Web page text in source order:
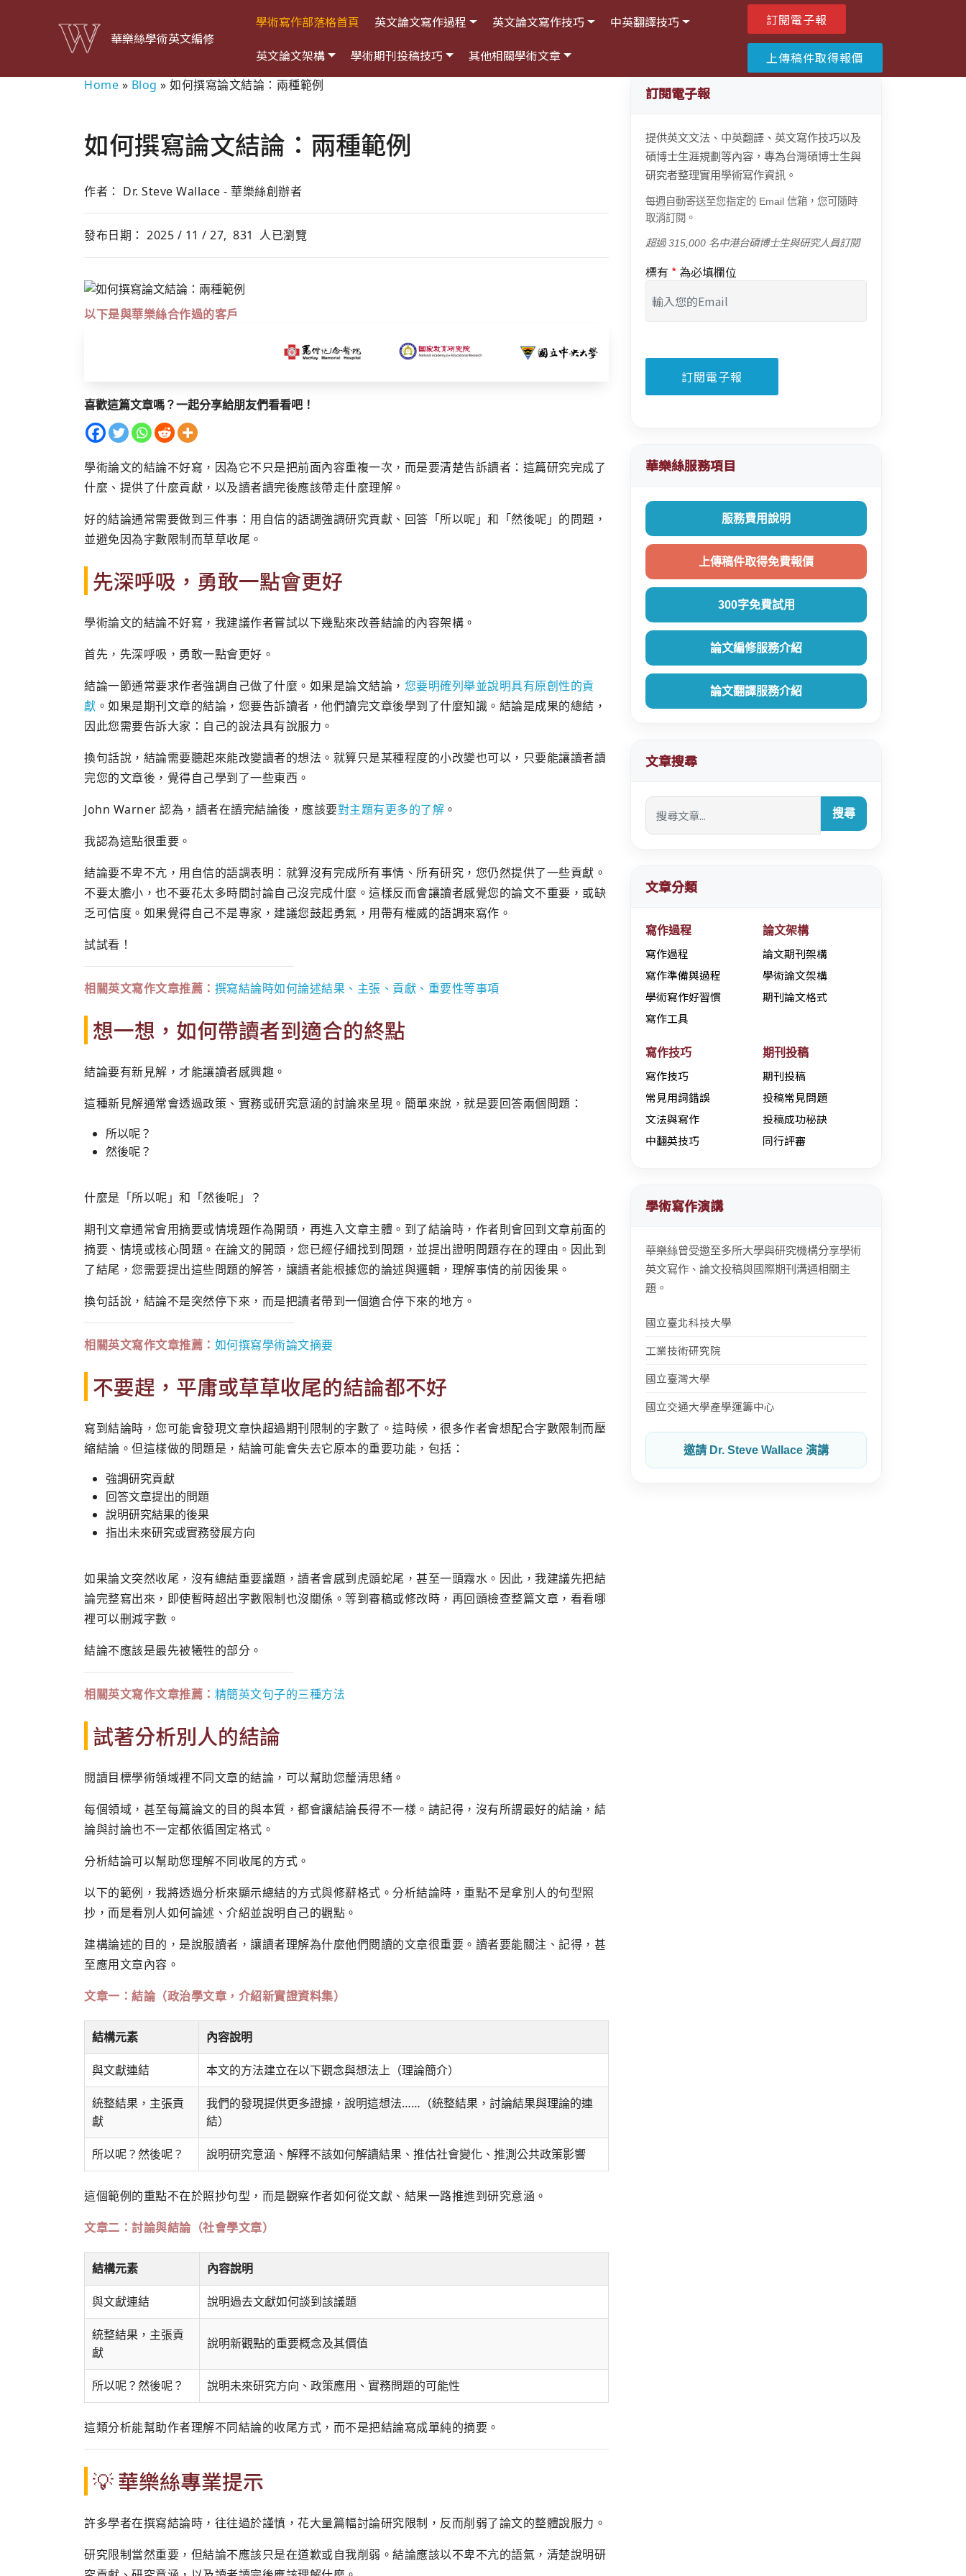
華樂絲學術英文編修
學術寫作部落格首頁 英文論文寫作過程 英文論文寫作技巧
中英翻譯技巧
英文論文架構
學術期刊投稿技巧 其他相關學術文章
訂閱電子報
上傳稿件取得報價
Home » Blog » 如何撰寫論文結論：兩種範例
如何撰寫論文結論：兩種範例
作者： Dr. Steve Wallace - 華樂絲創辦者
發布日期： 2025 / 11 / 27, 831 人已瀏覽
以下是與華樂絲合作過的客戶
喜歡這篇文章嗎？一起分享給朋友們看看吧！
學術論文的結論不好寫，因為它不只是把前面內容重複一次，而是要清楚告訴讀者：這篇研究完成了
什麼、提供了什麼貢獻，以及讀者讀完後應該帶走什麼理解。
好的結論通常需要做到三件事：用自信的語調強調研究貢獻、回答「所以呢」和「然後呢」的問題，
並避免因為字數限制而草草收尾。
先深呼吸，勇敢一點會更好
學術論文的結論不好寫，我建議作者嘗試以下幾點來改善結論的內容架構。
首先，先深呼吸，勇敢一點會更好。
結論一節通常要求作者強調自己做了什麼。如果是論文結論， 您要明確列舉並說明具有原創性的貢
獻 。如果是期刊文章的結論，您要告訴讀者，他們讀完文章後學到了什麼知識。結論是成果的總結，
因此您需要告訴大家：自己的說法具有說服力。
換句話說，結論需要聽起來能改變讀者的想法。就算只是某種程度的小改變也可以，只要能讓讀者讀
完您的文章後，覺得自己學到了一些東西。
John Warner 認為，讀者在讀完結論後，應該要對主題有更多的了解 。
我認為這點很重要。
結論要不卑不亢，用自信的語調表明：就算沒有完成所有事情、所有研究，您仍然提供了一些貢獻。
不要太膽小，也不要花太多時間討論自己沒完成什麼。這樣反而會讓讀者感覺您的論文不重要，或缺
乏可信度。如果覺得自己不是專家，建議您鼓起勇氣，用帶有權威的語調來寫作。
試試看！
相關英文寫作文章推薦： 撰寫結論時如何論述結果、主張、貢獻、重要性等事項
想一想，如何帶讀者到適合的終點
結論要有新見解，才能讓讀者感興趣。
這種新見解通常會透過政策、實務或研究意涵的討論來呈現。簡單來說，就是要回答兩個問題：
所以呢？
然後呢？
什麼是「所以呢」和「然後呢」？
期刊文章通常會用摘要或情境題作為開頭，再進入文章主體。到了結論時，作者則會回到文章前面的
摘要、情境或核心問題。在論文的開頭，您已經仔細找到問題，並提出證明問題存在的理由。因此到
了結尾，您需要提出這些問題的解答，讓讀者能根據您的論述與邏輯，理解事情的前因後果。
換句話說，結論不是突然停下來，而是把讀者帶到一個適合停下來的地方。
相關英文寫作文章推薦： 如何撰寫學術論文摘要
不要趕，平庸或草草收尾的結論都不好
寫到結論時，您可能會發現文章快超過期刊限制的字數了。這時候，很多作者會想配合字數限制而壓
縮結論。但這樣做的問題是，結論可能會失去它原本的重要功能，包括：
強調研究貢獻
回答文章提出的問題
說明研究結果的後果
指出未來研究或實務發展方向
如果論文突然收尾，沒有總結重要議題，讀者會感到虎頭蛇尾，甚至一頭霧水。因此，我建議先把結
論完整寫出來，即使暫時超出字數限制也沒關係。等到審稿或修改時，再回頭檢查整篇文章，看看哪
裡可以刪減字數。
結論不應該是最先被犧牲的部分。
相關英文寫作文章推薦： 精簡英文句子的三種方法
試著分析別人的結論
閱讀目標學術領域裡不同文章的結論，可以幫助您釐清思緒。
每個領域，甚至每篇論文的目的與本質，都會讓結論長得不一樣。請記得，沒有所謂最好的結論，結
論與討論也不一定都依循固定格式。
分析結論可以幫助您理解不同收尾的方式。
以下的範例，我將透過分析來顯示總結的方式與修辭格式。分析結論時，重點不是拿別人的句型照
抄，而是看別人如何論述、介紹並說明自己的觀點。
建構論述的目的，是說服讀者，讓讀者理解為什麼他們閱讀的文章很重要。讀者要能關注、記得，甚
至應用文章內容。
文章一：結論（政治學文章，介紹新實證資料集）
結構元素 內容說明
與文獻連結 本文的方法建立在以下觀念與想法上（理論簡介）
統整結果，主張貢
獻
我們的發現提供更多證據，說明這想法……（統整結果，討論結果與理論的連
結）
所以呢？然後呢？ 說明研究意涵、解釋不該如何解讀結果、推估社會變化、推測公共政策影響
這個範例的重點不在於照抄句型，而是觀察作者如何從文獻、結果一路推進到研究意涵。
文章二：討論與結論（社會學文章）
結構元素 內容說明
與文獻連結 說明過去文獻如何談到該議題
統整結果，主張貢
獻
說明新觀點的重要概念及其價值
所以呢？然後呢？ 說明未來研究方向、政策應用、實務問題的可能性
這類分析能幫助作者理解不同結論的收尾方式，而不是把結論寫成單純的摘要。
💡 華樂絲專業提示
許多學者在撰寫結論時，往往過於謹慎，花大量篇幅討論研究限制，反而削弱了論文的整體說服力。
研究限制當然重要，但結論不應該只是在道歉或自我削弱。結論應該以不卑不亢的語氣，清楚說明研
訂閱電子報
提供英文文法、中英翻譯、英文寫作技巧以及
碩博士生涯規劃等內容，專為台灣碩博士生與
研究者整理實用學術寫作資訊。
每週自動寄送至您指定的 Email 信箱，您可隨時
取消訂閱。
超過 315,000 名中港台碩博士生與研究人員訂閱
標有 * 為必填欄位
華樂絲服務項目
服務費用說明
上傳稿件取得免費報價
300字免費試用
論文編修服務介紹
論文翻譯服務介紹
文章搜尋
搜尋
文章分類
寫作過程
寫作過程
寫作準備與過程
學術寫作好習慣
寫作工具
論文架構
論文期刊架構
學術論文架構
期刊論文格式
寫作技巧
寫作技巧
常見用詞錯誤
文法與寫作
中翻英技巧
期刊投稿
期刊投稿
投稿常見問題
投稿成功秘訣
同行評審
學術寫作演講
華樂絲曾受邀至多所大學與研究機構分享學術
英文寫作、論文投稿與國際期刊溝通相關主
題。
國立臺北科技大學
工業技術研究院
國立臺灣大學
國立交通大學產學運籌中心
邀請 Dr. Steve Wallace 演講